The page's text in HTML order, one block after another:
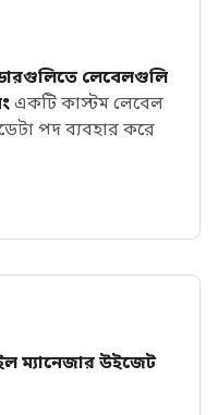
লেবেলগুলি
একটি কাস্টম লেবেল
পদ ব্যবহার করে
ম্যানেজার উইজেট